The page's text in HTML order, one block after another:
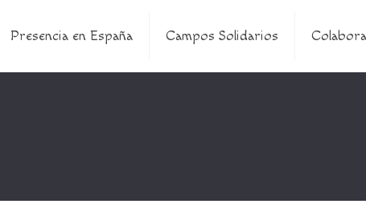
Presencia en España Campos Solidarios Colabora